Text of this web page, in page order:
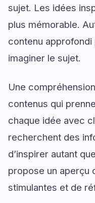
sujet. Les idées
plus mémorable.
contenu
imaginer le sujet.
Une
contenus qui
chaque idée avec
recherchent des
d’inspirer autant
propose un aperçu
stimulantes et de